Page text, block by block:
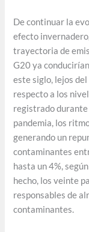
De continuar la
efecto
trayectoria de
G20 ya
este siglo, lejos
respecto a los
registrado durante
pandemia, los
generando un
contaminantes
hasta un 4%,
hecho, los veinte
responsables de
contaminantes.